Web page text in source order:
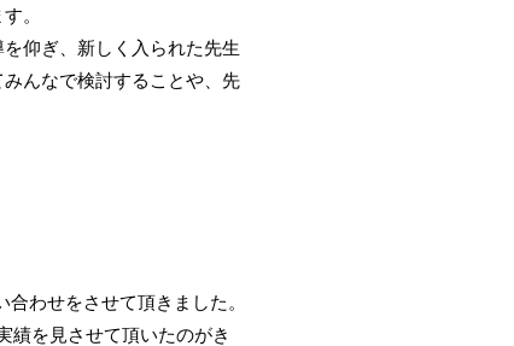
。
仰ぎ、新しく入られた先生
んなで検討することや、先
わせをさせて頂きました。
績を見させて頂いたのがき